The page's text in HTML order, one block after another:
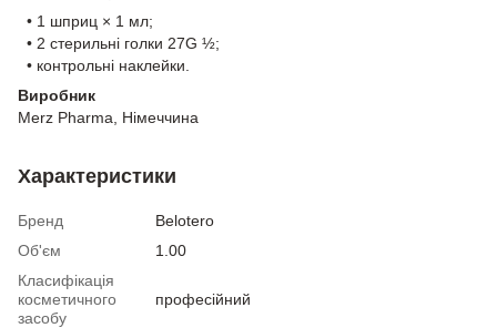
• 1 шприц × 1 мл;
• 2 стерильні голки 27G ½;
• контрольні наклейки.
Виробник
Merz Pharma, Німеччина
Характеристики
Бренд
Belotero
Об'єм
1.00
Класифікація
косметичного
засобу
професійний